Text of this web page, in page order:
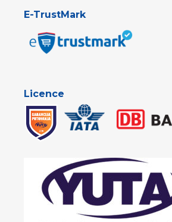
E-TrustMark
Licence